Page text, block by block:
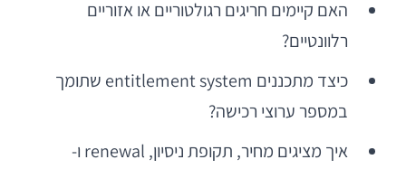
האם קיימים חריגים רגולטוריים או אזוריים
רלוונטיים?
כיצד מתכננים entitlement system שתומך
במספר ערוצי רכישה?
איך מציגים מחיר, תקופת ניסיון, renewal ו-